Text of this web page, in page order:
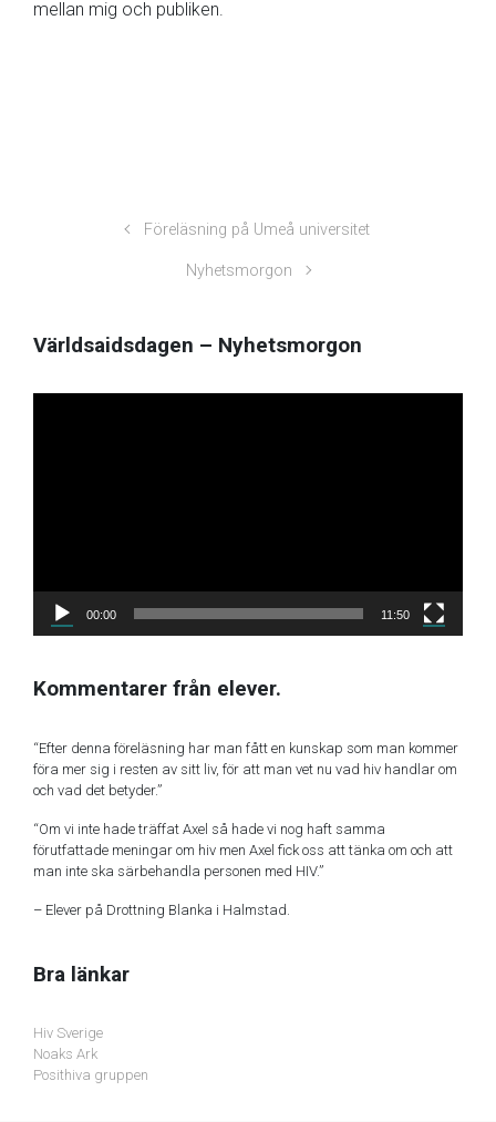
mellan mig och publiken.
Föreläsning på Umeå universitet
Nyhetsmorgon
Världsaidsdagen – Nyhetsmorgon
00:00 11:50
Kommentarer från elever.
“Efter denna föreläsning har man fått en kunskap som man kommer
föra mer sig i resten av sitt liv, för att man vet nu vad hiv handlar om
och vad det betyder.”
“Om vi inte hade träffat Axel så hade vi nog haft samma
förutfattade meningar om hiv men Axel fick oss att tänka om och att
man inte ska särbehandla personen med HIV.”
– Elever på Drottning Blanka i Halmstad.
Bra länkar
Hiv Sverige
Noaks Ark
Posithiva gruppen